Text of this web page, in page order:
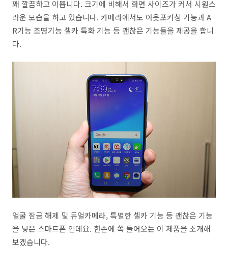
꽤 깔끔하고 이쁩니다. 크기에 비해서 화면 사이즈가 커서 시원스
러운 모습을 하고 있습니다. 카메라에서도 아웃포커싱 기능과 A
R기능 조명기능 셀카 특화 기능 등 괜찮은 기능들을 제공을 합니
다.
얼굴 잠금 해제 및 듀얼카메라, 특별한 셀카 기능 등 괜찮은 기능
을 넣은 스마트폰 인데요. 한손에 쏙 들어오는 이 제품을 소개해
보겠습니다.